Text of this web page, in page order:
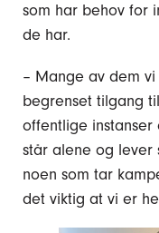
som har behov for
de har.
– Mange av dem
begrenset tilgang
offentlige
står alene og lever
noen som tar
det viktig at vi er